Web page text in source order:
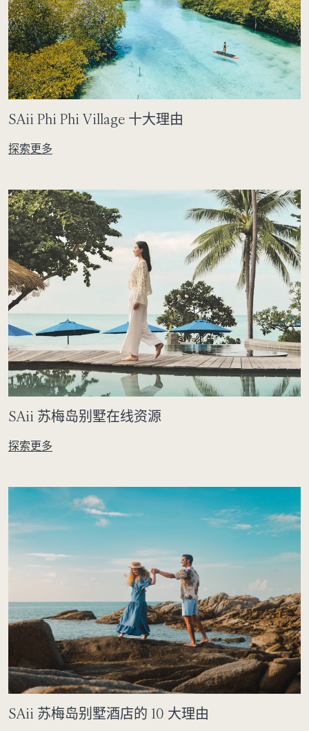
SAii Phi Phi Village 十大理由
探索更多
SAii 苏梅岛别墅在线资源
探索更多
SAii 苏梅岛别墅酒店的 10 大理由